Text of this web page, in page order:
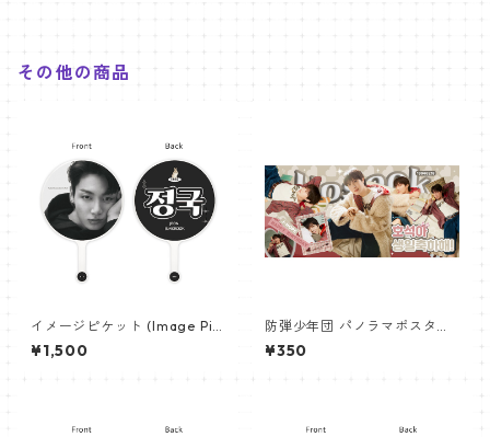
その他の商品
イメージピケット (Image Pic
ket) うちわ - ジョングク (JU
NGKOOK_22)
¥1,500
防弾少年団 パノラマポスター
(BTS Poster) 700*330mm
【ジェイホープ J-HOPE-26】
¥350